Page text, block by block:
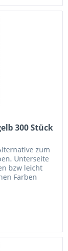
300 Stück
zum
Unterseite
bzw leicht
Farben